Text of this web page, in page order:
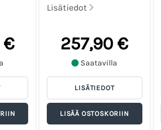
€
Lisätiedot
257,90 €
Saatavilla